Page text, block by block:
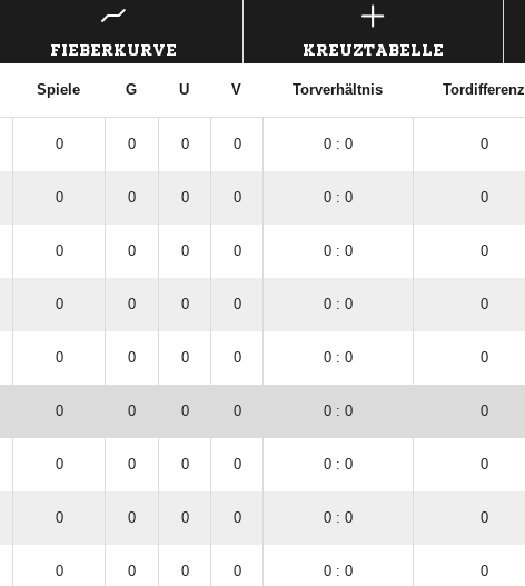
FIEBERKURVE KREUZTABELLE
Spiele G U V Torverhältnis Tordifferenz
0 0 0 0 0 : 0 0
0 0 0 0 0 : 0 0
0 0 0 0 0 : 0 0
0 0 0 0 0 : 0 0
0 0 0 0 0 : 0 0
0 0 0 0 0 : 0 0
0 0 0 0 0 : 0 0
0 0 0 0 0 : 0 0
0 0 0 0 0 : 0 0